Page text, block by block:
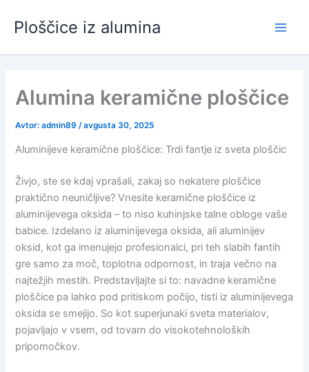
Ploščice iz alumina
Alumina keramične ploščice
Avtor:admin89 /avgusta 30, 2025
Aluminijeve keramične ploščice: Trdi fantje iz sveta ploščic
Živjo, ste se kdaj vprašali, zakaj so nekatere ploščice
praktično neuničljive? Vnesite keramične ploščice iz
aluminijevega oksida – to niso kuhinjske talne obloge vaše
babice. Izdelano iz aluminijevega oksida, ali aluminijev
oksid, kot ga imenujejo profesionalci, pri teh slabih fantih
gre samo za moč, toplotna odpornost, in traja večno na
najtežjih mestih. Predstavljajte si to: navadne keramične
ploščice pa lahko pod pritiskom počijo, tisti iz aluminijevega
oksida se smejijo. So kot superjunaki sveta materialov,
pojavljajo v vsem, od tovarn do visokotehnoloških
pripomočkov.